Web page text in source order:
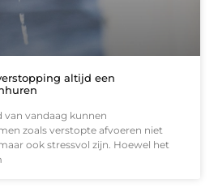
altijd een
van vandaag kunnen
zoals verstopte afvoeren niet
ook stressvol zijn. Hoewel het